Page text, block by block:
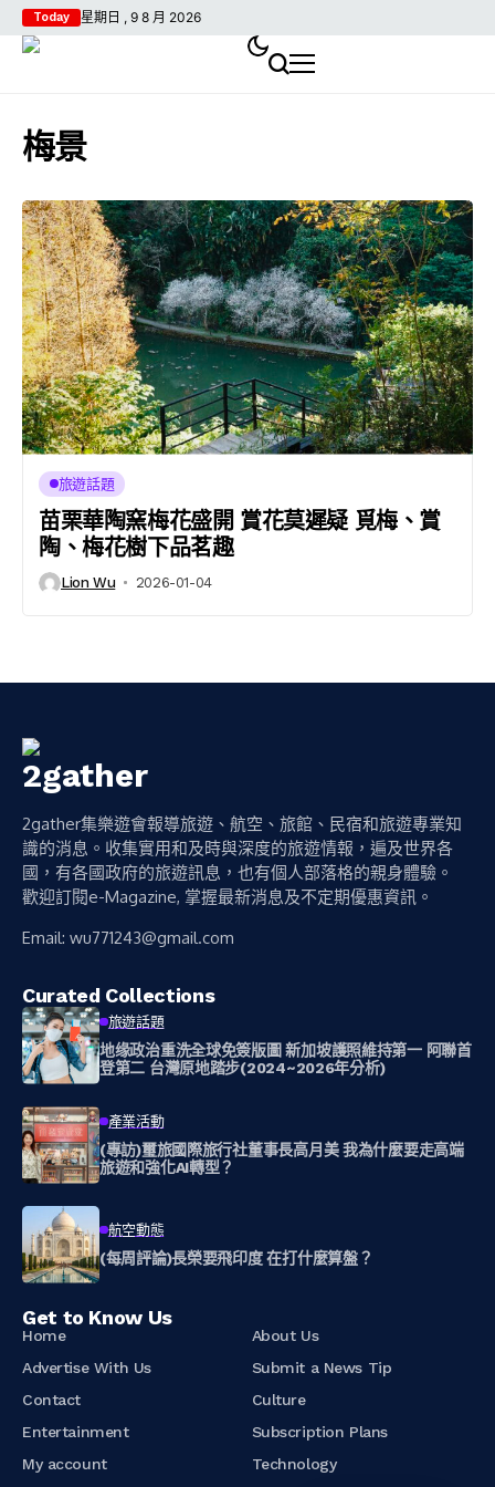
Today 星期日 , 9 8 月 2026
梅景
旅遊話題
苗栗華陶窯梅花盛開 賞花莫遲疑 覓梅、賞
陶、梅花樹下品茗趣
Lion Wu 2026-01-04
2gather集樂遊會報導旅遊、航空、旅館、民宿和旅遊專業知
識的消息。收集實用和及時與深度的旅遊情報，遍及世界各
國，有各國政府的旅遊訊息，也有個人部落格的親身體驗。
歡迎訂閱e-Magazine, 掌握最新消息及不定期優惠資訊。
Email: wu771243@gmail.com
Curated Collections
旅遊話題
地缘政治重洗全球免簽版圖 新加坡護照維持第一 阿聯首
登第二 台灣原地踏步(2024~2026年分析)
產業活動
(專訪)璽旅國際旅行社董事長高月美 我為什麼要走高端
旅遊和強化AI轉型？
航空動態
(每周評論)長榮要飛印度 在打什麼算盤？
Get to Know Us
Home
About Us
Advertise With Us
Submit a News Tip
Contact
Culture
Entertainment
Subscription Plans
My account
Technology